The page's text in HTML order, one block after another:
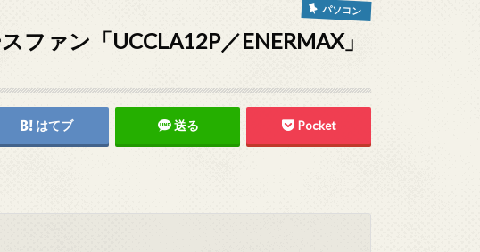
パソコン
ファン「UCCLA12P／ENERMAX」
はてブ 送る Pocket